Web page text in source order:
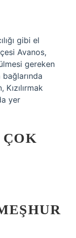
gibi el
Avanos,
gereken
yer
ÇOK